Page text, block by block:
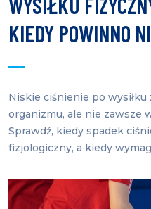
KIEDY POWINNO
Niskie ciśnienie po
organizmu, ale nie zawsze
Sprawdź, kiedy spadek
fizjologiczny, a kiedy